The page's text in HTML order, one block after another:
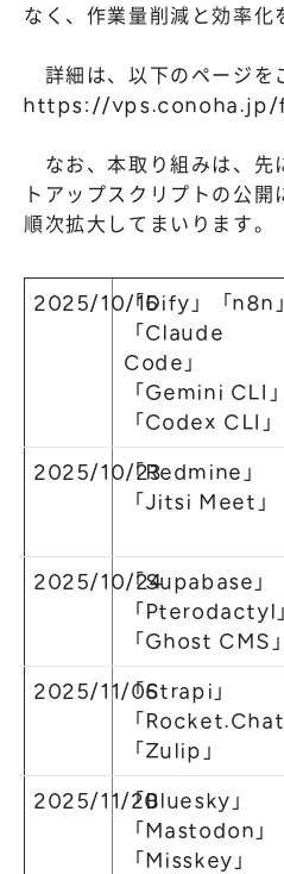
なく、作業量削減と効率化
詳細は、以下のページを
https://
なお、本取り組みは、先
トアップスクリプトの公
順次拡大してまいります。
2025/10/16「Dify」「n8n
「Claude
Code」
「Gemini CLI」
「Codex CLI」
2025/10/23「Redmine」
「Jitsi Meet」
2025/10/24「Supabase」
「Pterodactyl
「Ghost CMS」
2025/11/06「Strapi」
「Rocket.Chat
「Zulip」
2025/11/20「Bluesky」
「Mastodon」
「Misskey」